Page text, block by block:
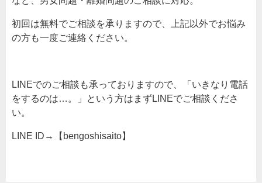
初回は無料でご相談を承りますので、上記以外でお悩み
の方も一度ご連絡ください。
LINEでのご相談も承っておりますので、「いきなり電話
をするのは…。」という方はまずLINEでご相談くださ
い。
LINE ID→【bengoshisaito】